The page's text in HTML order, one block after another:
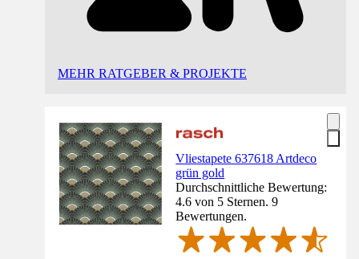
MEHR RATGEBER & PROJEKTE
Vliestapete 637618 Artdeco
grün gold
Durchschnittliche Bewertung:
4.6 von 5 Sternen. 9
Bewertungen.